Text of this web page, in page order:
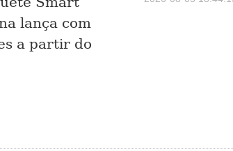
lança com
a partir do